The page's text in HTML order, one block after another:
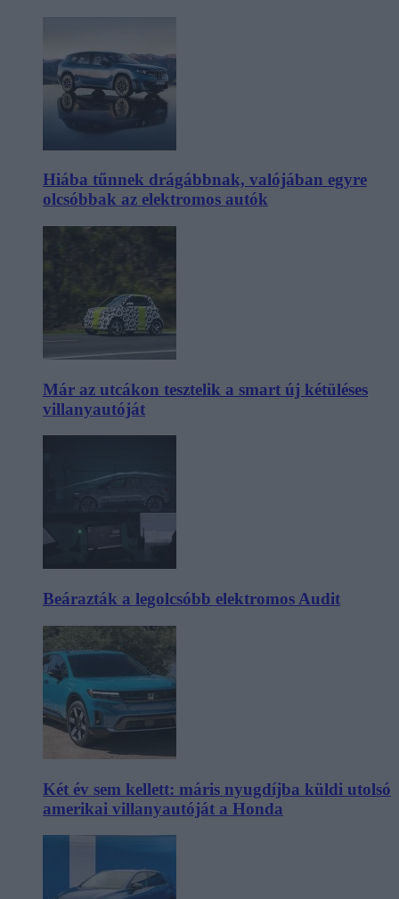
Hiába tűnnek drágábbnak, valójában egyre
olcsóbbak az elektromos autók
Már az utcákon tesztelik a smart új kétüléses
villanyautóját
Beárazták a legolcsóbb elektromos Audit
Két év sem kellett: máris nyugdíjba küldi utolsó
amerikai villanyautóját a Honda